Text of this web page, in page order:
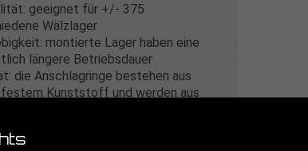
geeignet für +/- 375
Wälzlager
montierte Lager haben eine
längere Betriebsdauer
die Anschlagringe bestehen aus
Kunststoff und werden aus
des Lagers